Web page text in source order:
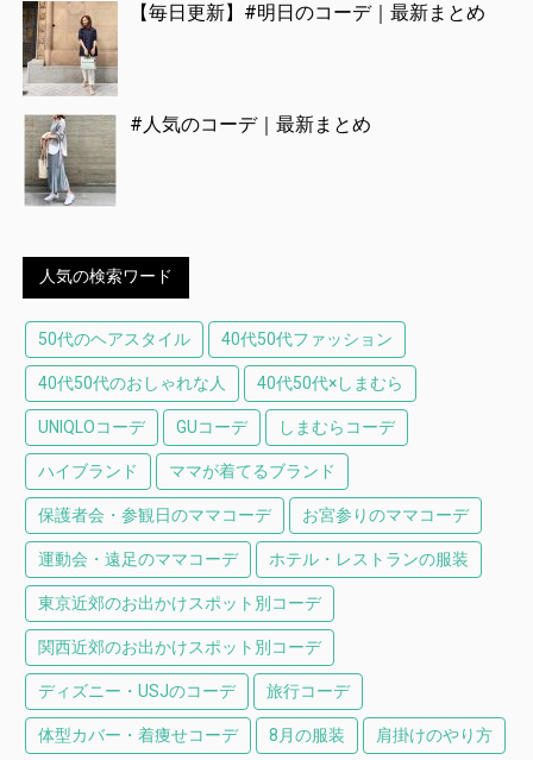
【毎日更新】#明日のコーデ｜最新まとめ
#人気のコーデ｜最新まとめ
人気の検索ワード
50代のヘアスタイル 40代50代ファッション
40代50代のおしゃれな人 40代50代×しまむら
UNIQLOコーデ GUコーデ しまむらコーデ
ハイブランド ママが着てるブランド
保護者会・参観日のママコーデ お宮参りのママコーデ
運動会・遠足のママコーデ ホテル・レストランの服装
東京近郊のお出かけスポット別コーデ
関西近郊のお出かけスポット別コーデ
ディズニー・USJのコーデ 旅行コーデ
体型カバー・着痩せコーデ 8月の服装 肩掛けのやり方